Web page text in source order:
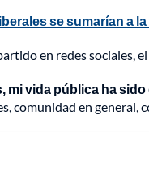
se sumarían a
en redes sociales,
mi vida pública ha
comunidad en general,